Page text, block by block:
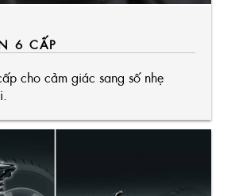
6 CẤP
cho cảm giác sang số nhẹ